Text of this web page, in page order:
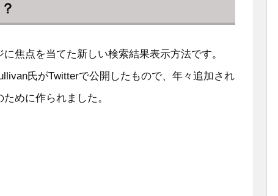
焦点を当てた新しい検索結果表示方法です。
氏がTwitterで公開したもので、年々追加され
めに作られました。